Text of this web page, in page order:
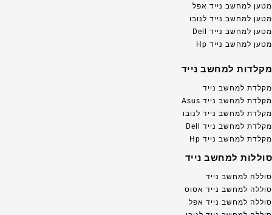
מטען למחשב נייד אפל
מטען למחשב נייד לנובו
מטען למחשב נייד Dell
מטען למחשב נייד Hp
מקלדות למחשב נייד
מקלדת למחשב נייד
מקלדת למחשב נייד Asus
מקלדת למחשב נייד לנובו
מקלדת למחשב נייד Dell
מקלדת למחשב נייד Hp
סוללות למחשב נייד
סוללה למחשב נייד
סוללה למחשב נייד אסוס
סוללה למחשב נייד אפל